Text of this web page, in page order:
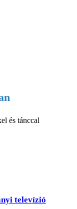
és tánccal
televízió